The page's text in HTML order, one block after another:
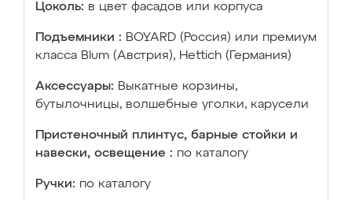
Цоколь: в цвет фасадов или корпуса
Подъемники : BOYARD (Россия) или премиум
класса Blum (Австрия), Hettich (Германия)
Аксессуары: Выкатные корзины,
бутылочницы, волшебные уголки, карусели
Пристеночный плинтус, барные стойки и
навески, освещение : по каталогу
Ручки: по каталогу